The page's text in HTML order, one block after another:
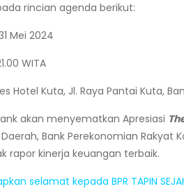
rincian agenda berikut:
Mei 2024
WITA
Hotel Kuta, Jl. Raya Pantai Kuta,
akan menyematkan Apresiasi
Bank Perekonomian Rakyat
rapor kinerja keuangan terbaik.
selamat kepada BPR TAPIN